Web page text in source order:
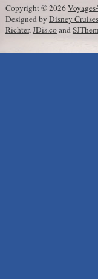
Copyright © 2026
Designed by Disney Cruises
Richter,JDis.coand